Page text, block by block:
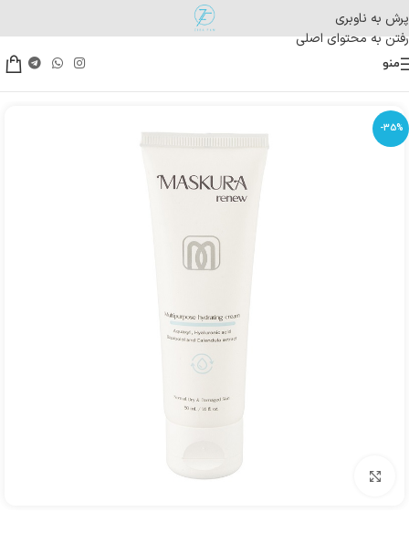
پرش به ناوبری
رفتن به محتوای اصلی
منو
-35%
برای بزرگنمایی کلیک کنید